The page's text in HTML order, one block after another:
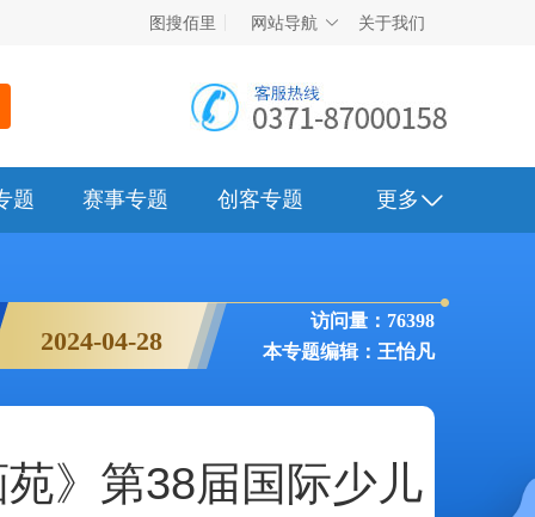
图搜佰里 网站导航 关于我们
题 赛事专题 创客专题 更多
2024-04-28
访问量：76398
本专题编辑：王怡凡
苑》第38届国际少儿